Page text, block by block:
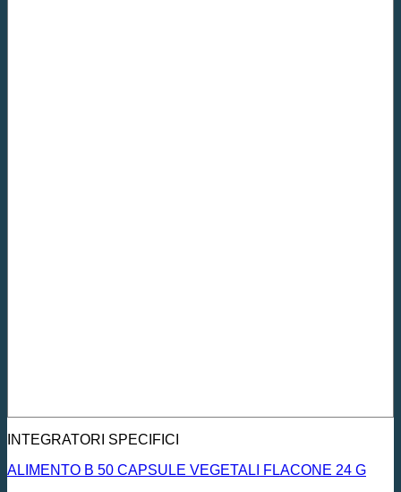
INTEGRATORI SPECIFICI
ALIMENTO B 50 CAPSULE VEGETALI FLACONE 24 G